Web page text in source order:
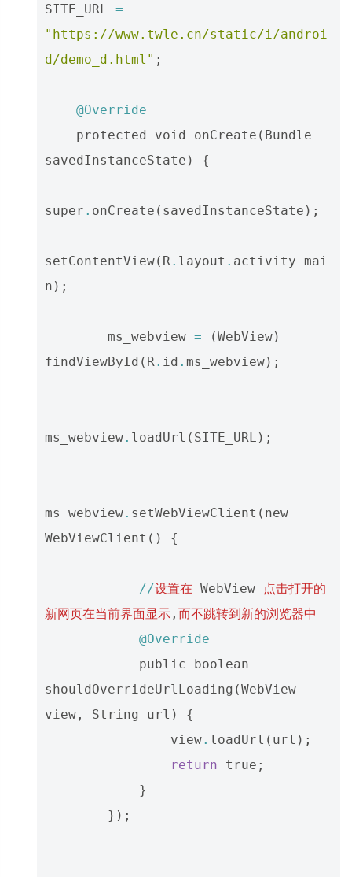
SITE_URL =
"https://www.twle.cn/static/i/androi
d/demo_d.html" ;
@Override
protected
void onCreate ( Bundle
savedInstanceState ) {
super . onCreate ( savedInstanceState );
setContentView( R. layout . activity_mai
n );
ms_webview = (WebView)
findViewById ( R. id . ms_webview);
ms_webview. loadUrl ( SITE_URL );
ms_webview. setWebViewClient ( new
WebViewClient () {
//设置在 WebView
点击打开的
新网页在当前界面显示 , 而不跳转到新的浏览器中
@Override
public
boolean
shouldOverrideUrlLoading (WebView
view , String url )
{
view. loadUrl ( url );
return
true ;
}
});